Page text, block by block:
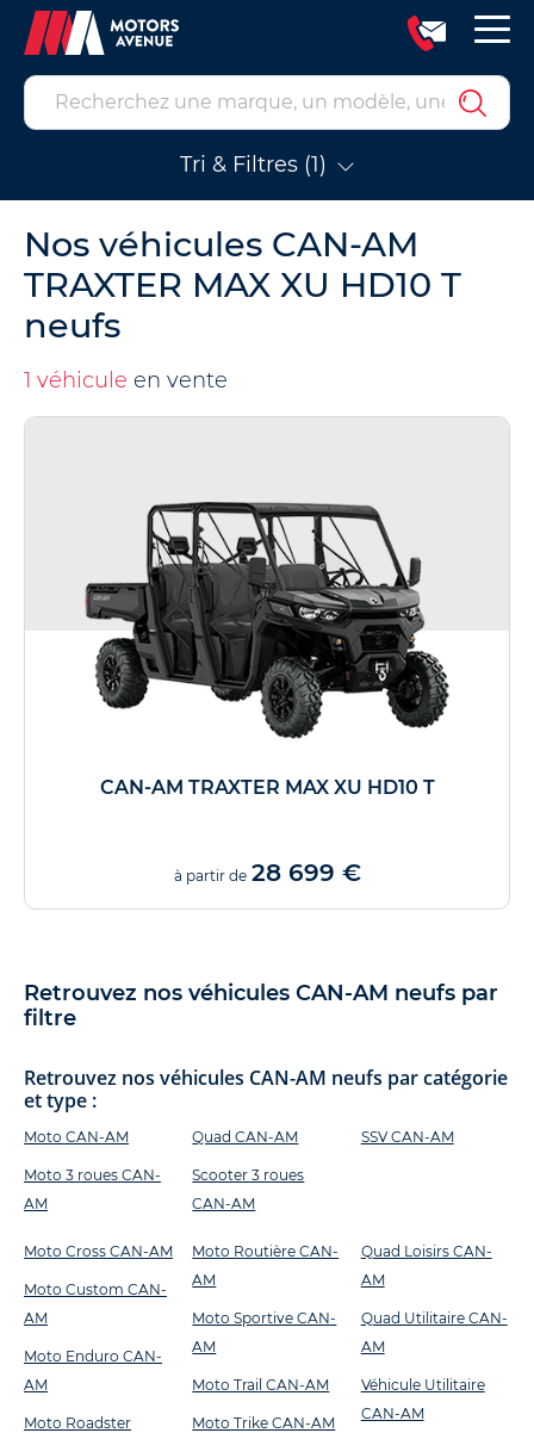
Tri & Filtres (1)
Nos véhicules CAN-AM
TRAXTER MAX XU HD10 T
neufs
1 véhicule en vente
CAN-AM TRAXTER MAX XU HD10 T
à partir de 28 699 €
Retrouvez nos véhicules CAN-AM neufs par
filtre
Retrouvez nos véhicules CAN-AM neufs par catégorie
et type :
Moto CAN-AM
Moto 3 roues CAN-
AM
Quad CAN-AM
Scooter 3 roues
CAN-AM
SSV CAN-AM
Moto Cross CAN-AM
Moto Custom CAN-
AM
Moto Enduro CAN-
AM
Moto Roadster
Moto Routière CAN-
AM
Moto Sportive CAN-
AM
Moto Trail CAN-AM
Moto Trike CAN-AM
Quad Loisirs CAN-
AM
Quad Utilitaire CAN-
AM
Véhicule Utilitaire
CAN-AM